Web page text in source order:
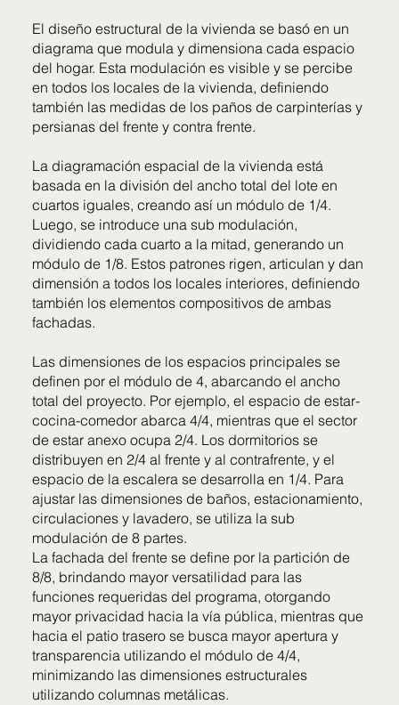
El diseño estructural de la vivienda se basó en un
diagrama que modula y dimensiona cada espacio
del hogar. Esta modulación es visible y se percibe
en todos los locales de la vivienda, definiendo
también las medidas de los paños de carpinterías y
persianas del frente y contra frente.
La diagramación espacial de la vivienda está
basada en la división del ancho total del lote en
cuartos iguales, creando así un módulo de 1/4.
Luego, se introduce una sub modulación,
dividiendo cada cuarto a la mitad, generando un
módulo de 1/8. Estos patrones rigen, articulan y dan
dimensión a todos los locales interiores, definiendo
también los elementos compositivos de ambas
fachadas.
Las dimensiones de los espacios principales se
definen por el módulo de 4, abarcando el ancho
total del proyecto. Por ejemplo, el espacio de estar-
cocina-comedor abarca 4/4, mientras que el sector
de estar anexo ocupa 2/4. Los dormitorios se
distribuyen en 2/4 al frente y al contrafrente, y el
espacio de la escalera se desarrolla en 1/4. Para
ajustar las dimensiones de baños, estacionamiento,
circulaciones y lavadero, se utiliza la sub
modulación de 8 partes.
La fachada del frente se define por la partición de
8/8, brindando mayor versatilidad para las
funciones requeridas del programa, otorgando
mayor privacidad hacia la vía pública, mientras que
hacia el patio trasero se busca mayor apertura y
transparencia utilizando el módulo de 4/4,
minimizando las dimensiones estructurales
utilizando columnas metálicas.